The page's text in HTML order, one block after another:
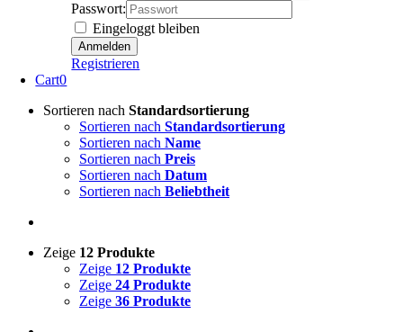
Passwort:
Eingeloggt bleiben
Registrieren
Cart0
Sortieren nach Standardsortierung
Sortieren nach Standardsortierung
Sortieren nach Name
Sortieren nach Preis
Sortieren nach Datum
Sortieren nach Beliebtheit
Zeige 12 Produkte
Zeige 12 Produkte
Zeige 24 Produkte
Zeige 36 Produkte